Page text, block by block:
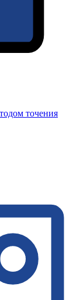
точения